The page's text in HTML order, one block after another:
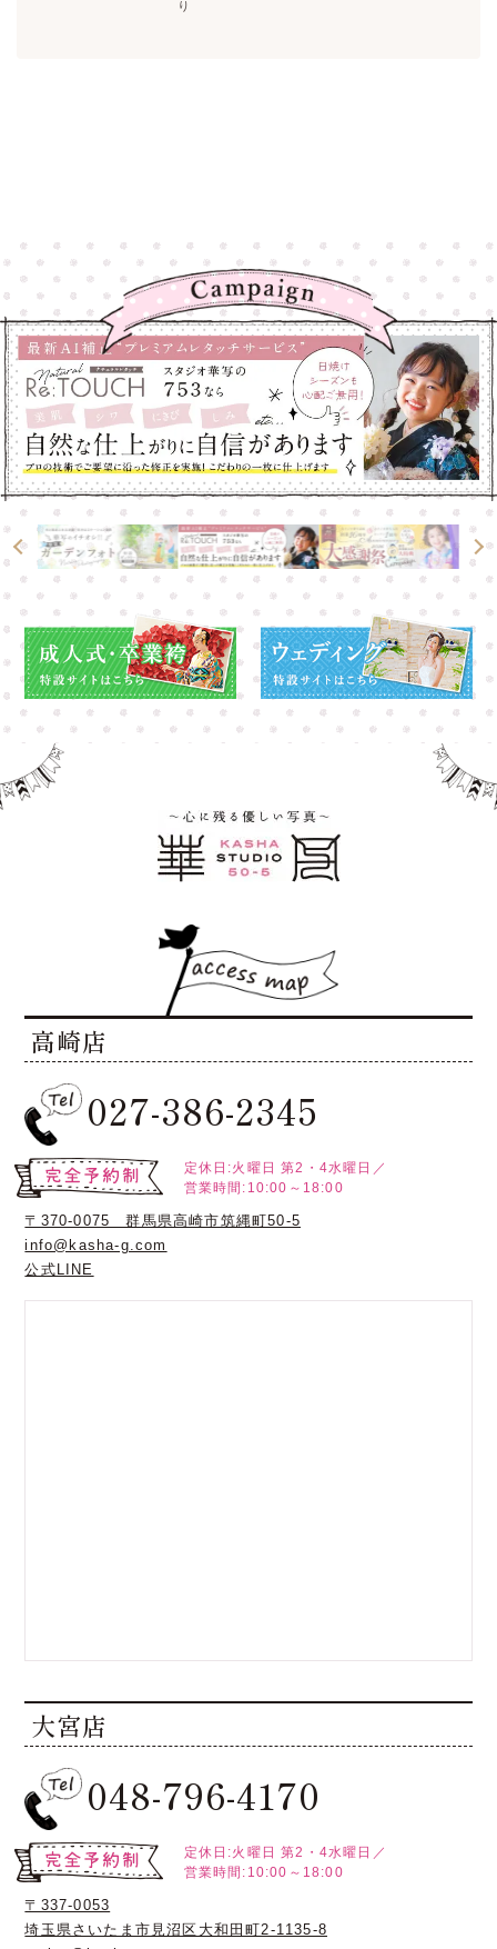
り
高崎店
027-386-2345
定休日:火曜日 第2・4水曜日／
営業時間:10:00～18:00
〒370-0075 群馬県高崎市筑縄町50-5
info@kasha-g.com
公式LINE
大宮店
048-796-4170
定休日:火曜日 第2・4水曜日／
営業時間:10:00～18:00
〒337-0053
埼玉県さいたま市見沼区大和田町2-1135-8